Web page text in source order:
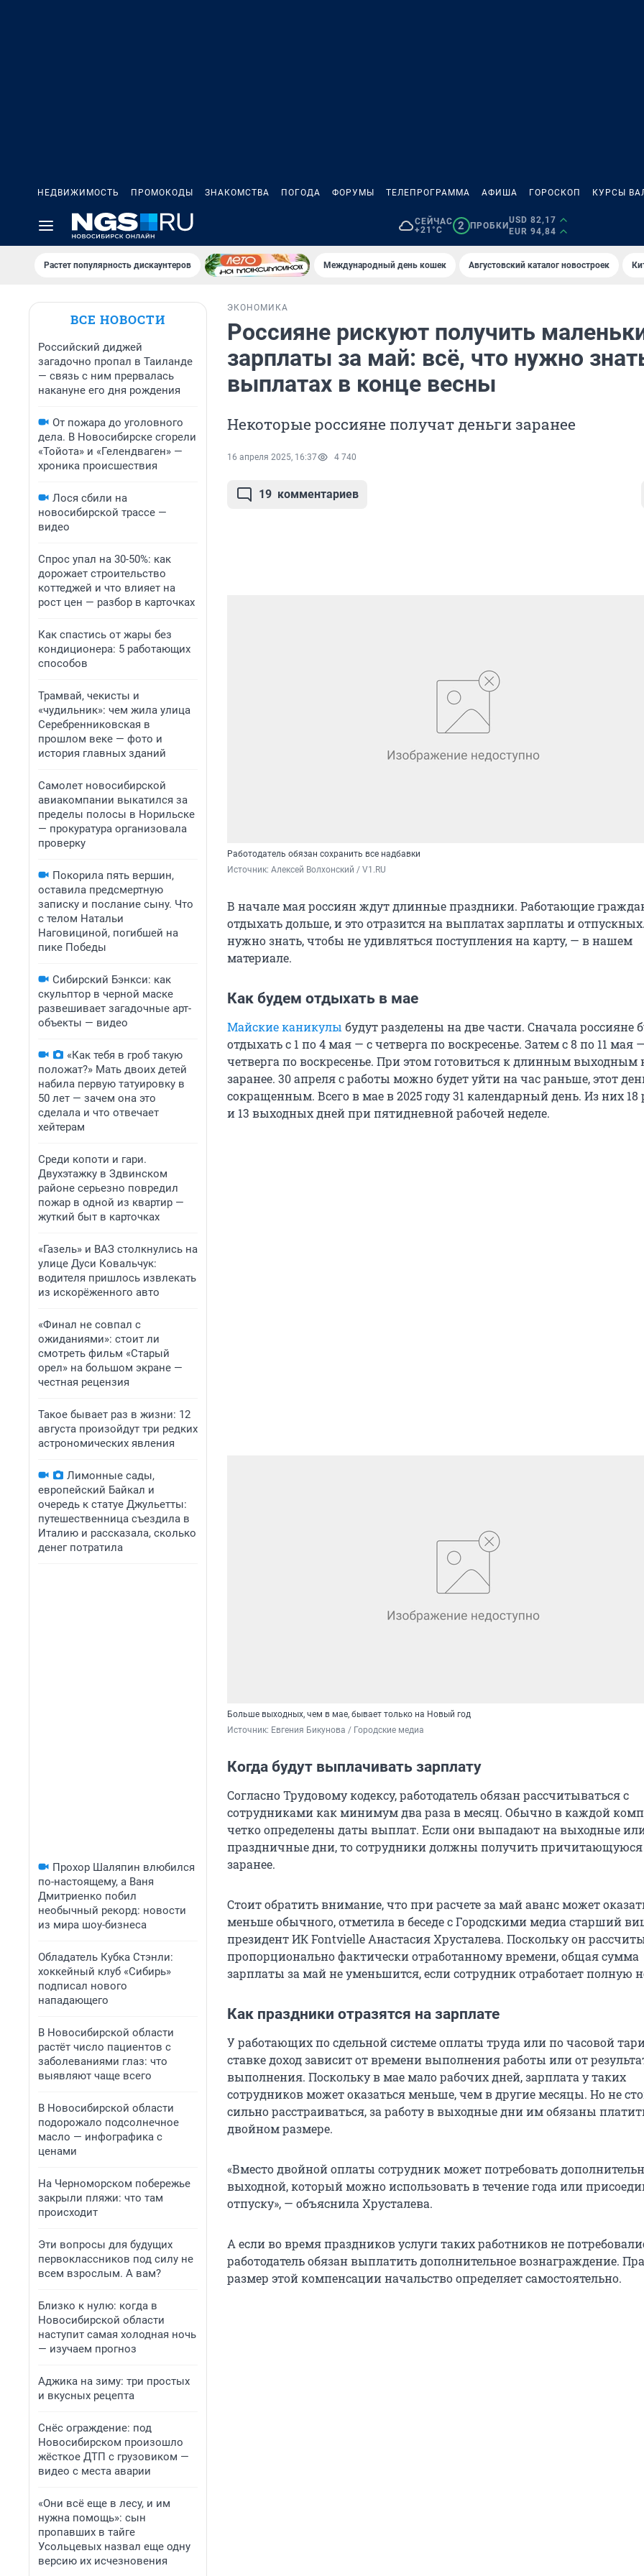
НЕДВИЖИМОСТЬ ПРОМОКОДЫ ЗНАКОМСТВА ПОГОДА ФОРУМЫ ТЕЛЕПРОГРАММА АФИША ГОРОСКОП КУРСЫ
СЕЙЧАС
+21°C
2 ПРОБКИ
USD 82,17
EUR 94,84
Растет популярность дискаунтеров Международный день кошек Августовский каталог новостроек
ВСЕ НОВОСТИ
Российский диджей
загадочно пропал в Таиланде
— связь с ним прервалась
накануне его дня рождения
От пожара до уголовного
дела. В Новосибирске сгорели
«Тойота» и «Гелендваген» —
хроника происшествия
Лося сбили на
новосибирской трассе —
видео
Спрос упал на 30-50%: как
дорожает строительство
коттеджей и что влияет на
рост цен — разбор в карточках
Как спастись от жары без
кондиционера: 5 работающих
способов
Трамвай, чекисты и
«чудильник»: чем жила улица
Серебренниковская в
прошлом веке — фото и
история главных зданий
Самолет новосибирской
авиакомпании выкатился за
пределы полосы в Норильске
— прокуратура организовала
проверку
Покорила пять вершин,
оставила предсмертную
записку и послание сыну. Что
с телом Натальи
Наговициной, погибшей на
пике Победы
Сибирский Бэнкси: как
скульптор в черной маске
развешивает загадочные арт-
объекты — видео
«Как тебя в гроб такую
положат?» Мать двоих детей
набила первую татуировку в
50 лет — зачем она это
сделала и что отвечает
хейтерам
Среди копоти и гари.
Двухэтажку в Здвинском
районе серьезно повредил
пожар в одной из квартир —
жуткий быт в карточках
«Газель» и ВАЗ столкнулись на
улице Дуси Ковальчук:
водителя пришлось извлекать
из искорёженного авто
«Финал не совпал с
ожиданиями»: стоит ли
смотреть фильм «Старый
орел» на большом экране —
честная рецензия
Такое бывает раз в жизни: 12
августа произойдут три редких
астрономических явления
Лимонные сады,
европейский Байкал и
очередь к статуе Джульетты:
путешественница съездила в
Италию и рассказала, сколько
денег потратила
Прохор Шаляпин влюбился
по-настоящему, а Ваня
Дмитриенко побил
необычный рекорд: новости
из мира шоу-бизнеса
Обладатель Кубка Стэнли:
хоккейный клуб «Сибирь»
подписал нового
нападающего
В Новосибирской области
растёт число пациентов с
заболеваниями глаз: что
выявляют чаще всего
В Новосибирской области
подорожало подсолнечное
масло — инфографика с
ценами
На Черноморском побережье
закрыли пляжи: что там
происходит
Эти вопросы для будущих
первоклассников под силу не
всем взрослым. А вам?
Близко к нулю: когда в
Новосибирской области
наступит самая холодная ночь
— изучаем прогноз
Аджика на зиму: три простых
и вкусных рецепта
Снёс ограждение: под
Новосибирском произошло
жёсткое ДТП с грузовиком —
видео с места аварии
«Они всё еще в лесу, и им
нужна помощь»: сын
пропавших в тайге
Усольцевых назвал еще одну
версию их исчезновения
ЭКОНОМИКА
Россияне рискуют получить
зарплаты за май: всё, что нужно
выплатах в конце весны
Некоторые россияне получат деньги заранее
16 апреля 2025, 16:37 4 740
19 комментариев
Работодатель обязан сохранить все надбавки
Источник: Алексей Волхонский / V1.RU
В начале мая россиян ждут длинные праздники. Работающие
отдыхать дольше, и это отразится на выплатах зарплаты и
нужно знать, чтобы не удивляться поступления на карту, — в нашем
материале.
Как будем отдыхать в мае
Майские каникулы будут разделены на две части. Сначала россияне
отдыхать с 1 по 4 мая — с четверга по воскресенье. Затем с 8 по 11 мая
четверга по воскресенье. При этом готовиться к длинным выходным
заранее. 30 апреля с работы можно будет уйти на час раньше, этот
сокращенным. Всего в мае в 2025 году 31 календарный день. Из них 18
и 13 выходных дней при пятидневной рабочей неделе.
Больше выходных, чем в мае, бывает только на Новый год
Источник: Евгения Бикунова / Городские медиа
Когда будут выплачивать зарплату
Согласно Трудовому кодексу, работодатель обязан рассчитываться с
сотрудниками как минимум два раза в месяц. Обычно в каждой
четко определены даты выплат. Если они выпадают на выходные
праздничные дни, то сотрудники должны получить
заранее.
Стоит обратить внимание, что при расчете за май аванс может
меньше обычного, отметила в беседе с Городскими медиа старший
президент ИК Fontvielle Анастасия Хрусталева. Поскольку он
пропорционально фактически отработанному времени, общая сумма
зарплаты за май не уменьшится, если сотрудник отработает полную
Как праздники отразятся на зарплате
У работающих по сдельной системе оплаты труда или по часовой
ставке доход зависит от времени выполнения работы или от
выполнения. Поскольку в мае мало рабочих дней, зарплата у таких
сотрудников может оказаться меньше, чем в другие месяцы. Но не
сильно расстраиваться, за работу в выходные дни им обязаны
двойном размере.
«Вместо двойной оплаты сотрудник может потребовать
выходной, который можно использовать в течение года или
отпуску», — объяснила Хрусталева.
А если во время праздников услуги таких работников не
работодатель обязан выплатить дополнительное вознаграждение.
размер этой компенсации начальство определяет самостоятельно.